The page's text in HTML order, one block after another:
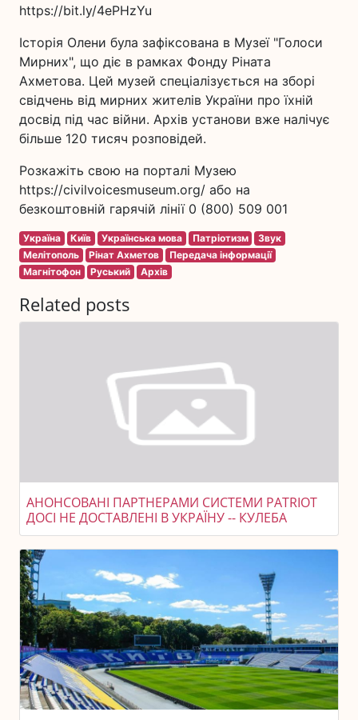
https://bit.ly/4ePHzYu
Історія Олени була зафіксована в Музеї "Голоси
Мирних", що діє в рамках Фонду Ріната
Ахметова. Цей музей спеціалізується на зборі
свідчень від мирних жителів України про їхній
досвід під час війни. Архів установи вже налічує
більше 120 тисяч розповідей.
Розкажіть свою на порталі Музею
https://civilvoicesmuseum.org/ або на
безкоштовній гарячій лінії 0 (800) 509 001
Україна Київ Українська мова Патріотизм
Звук
Мелітополь
Рінат Ахметов
Передача інформації
Магнітофон
Руський Архів
Related posts
АНОНСОВАНІ ПАРТНЕРАМИ СИСТЕМИ PATRIOT
ДОСІ НЕ ДОСТАВЛЕНІ В УКРАЇНУ -- КУЛЕБА